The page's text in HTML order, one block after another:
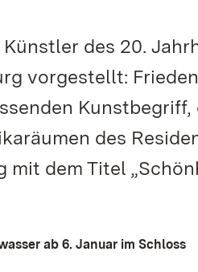
des 20.
vorgestellt:
des
mit dem Titel
ab 6. Januar im Schloss